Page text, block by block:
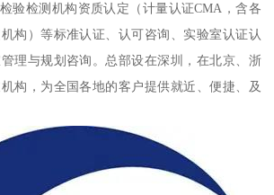
检验检测机构资质认定（计量认证CMA，含各
构）等标准认证、认可咨询、实验室认证认
理与规划咨询。总部设在深圳，在北京、浙
构，为全国各地的客户提供就近、便捷、及